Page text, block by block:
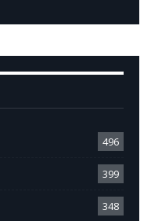
496
399
348